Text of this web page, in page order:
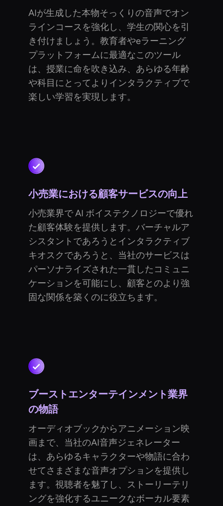
AIが生成した本物そっくりの音声でオン
ラインコースを強化し、学生の関心を引
き付けましょう。教育者やeラーニング
プラットフォームに最適なこのツール
は、授業に命を吹き込み、あらゆる年齢
や科目にとってよりインタラクティブで
楽しい学習を実現します。
小売業における顧客サービスの向上
小売業界で AI ボイステクノロジーで優れ
た顧客体験を提供します。バーチャルア
シスタントであろうとインタラクティブ
キオスクであろうと、当社のサービスは
パーソナライズされた一貫したコミュニ
ケーションを可能にし、顧客とのより強
固な関係を築くのに役立ちます。
ブーストエンターテインメント業界
の物語
オーディオブックからアニメーション映
画まで、当社のAI音声ジェネレーター
は、あらゆるキャラクターや物語に合わ
せてさまざまな音声オプションを提供し
ます。視聴者を魅了し、ストーリーテリ
ングを強化するユニークなボーカル要素